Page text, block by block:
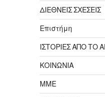
ΔΙΕΘΝΕΙΣ ΣΧΕΣΕΙΣ
Επιστήμη
ΙΣΤΟΡΙΕΣ ΑΠΟ ΤΟ
ΚΟΙΝΩΝΙΑ
ΜΜΕ